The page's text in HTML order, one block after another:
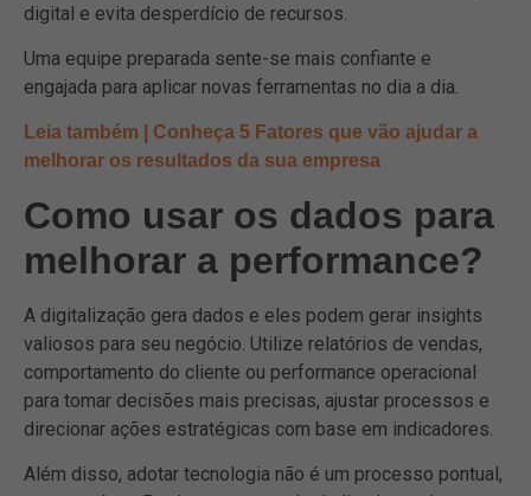
digital e evita desperdício de recursos.
Uma equipe preparada sente-se mais confiante e
engajada para aplicar novas ferramentas no dia a dia.
Leia também | Conheça 5 Fatores que vão ajudar a
melhorar os resultados da sua empresa
Como usar os dados para
melhorar a performance?
A digitalização gera dados e eles podem gerar insights
valiosos para seu negócio. Utilize relatórios de vendas,
comportamento do cliente ou performance operacional
para tomar decisões mais precisas, ajustar processos e
direcionar ações estratégicas com base em indicadores.
Além disso, adotar tecnologia não é um processo pontual,